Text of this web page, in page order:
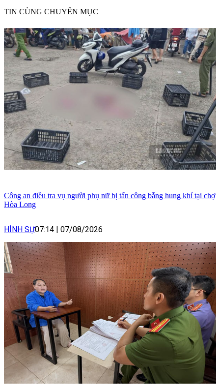
TIN CÙNG CHUYÊN MỤC
Công an điều tra vụ người phụ nữ bị tấn công bằng hung khí tại chợ
Hòa Long
HÌNH SỰ07:14 | 07/08/2026